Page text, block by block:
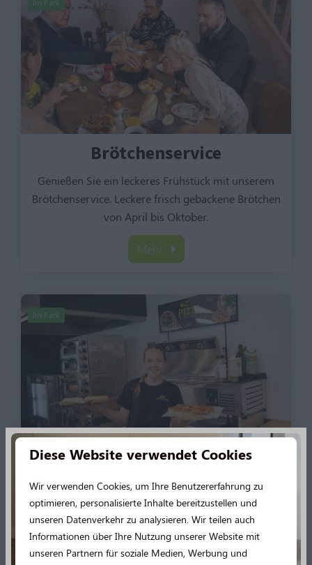
Im Park
Brötchenservice
Genießen Sie ein leckeres Frühstück mit unserem
Brötchenservice. Leckere frisch gebackene Brötchen
von April bis Oktober.
Mehr
Im Park
Aufenthaltsraum mit Snackbar
Genießen Sie einen Drink in der Kantine oder spielen
Sie ein Spiel, das Sie in der Bibliothek bekommen.
Für einen schnellen und leckeren Happen besuchen
Sie unsere Snackbar.
Diese Website verwendet Cookies
Wir verwenden Cookies, um Ihre Benutzererfahrung zu
optimieren, personalisierte Inhalte bereitzustellen und
unseren Datenverkehr zu analysieren. Wir teilen auch
Informationen über Ihre Nutzung unserer Website mit
unseren Partnern für soziale Medien, Werbung und